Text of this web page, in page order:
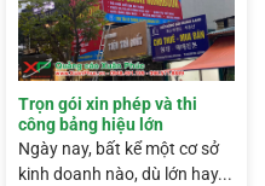
Trọn gói xin phép và thi
công bảng hiệu lớn
Ngày nay, bất kể một cơ sở
kinh doanh nào, dù lớn hay...